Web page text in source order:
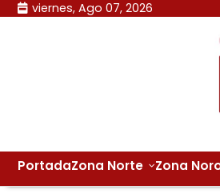
Skip viernes, Ago 07, 2026
PortadaZona Norte Zona